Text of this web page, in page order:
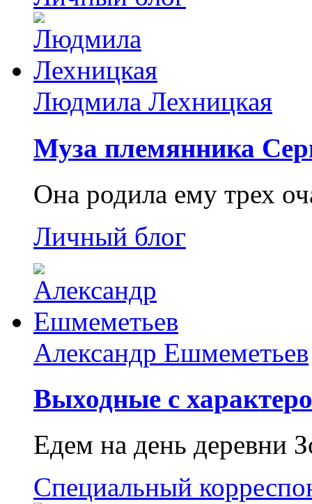
Людмила Лехницкая
Муза племянника
Она родила ему трех
Личный блог
Александр Ешмеметьев
Выходные с
Едем на день деревни
Специальный